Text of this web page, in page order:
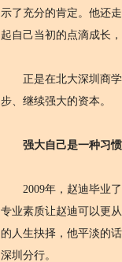
示了充分的肯定。他还
起自己当初的点滴成长
正是在北大深圳商学
步、继续强大的资本。
强大自己是一种习惯
2009年，赵迪毕业了
专业素质让赵迪可以更
的人生抉择，他平淡的
深圳分行。